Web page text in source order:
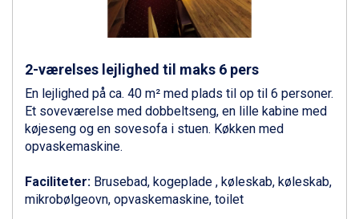
Passo Tonale fra DKK 3.795
Saalbach fra DKK 5.945
Champoluc fra DKK 3.795
Sestriere fra DKK 4.395
Fieberbrunn fra DKK 6.145
Wagrain fra DKK 4.645
Ischgl fra DKK 7.095
St. Anton fra DKK 7.245
Livigno fra DKK 4.145
Canazei fra DKK 4.745
2-værelses lejlighed til maks 6 pers
En lejlighed på ca. 40 m² med plads til op til 6 personer.
Et soveværelse med dobbeltseng, en lille kabine med
køjeseng og en sovesofa i stuen. Køkken med
opvaskemaskine.
Faciliteter: Brusebad, kogeplade , køleskab, køleskab,
mikrobølgeovn, opvaskemaskine, toilet